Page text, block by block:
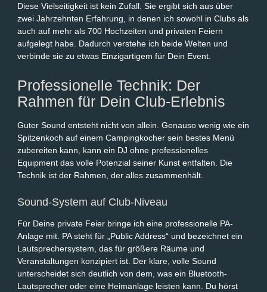
Diese Vielseitigkeit ist kein Zufall. Sie ergibt sich aus über
zwei Jahrzehnten Erfahrung, in denen ich sowohl in Clubs als
auch auf mehr als 700 Hochzeiten und privaten Feiern
aufgelegt habe. Dadurch verstehe ich beide Welten und
verbinde sie zu etwas Einzigartigem für Dein Event.
Professionelle Technik: Der
Rahmen für Dein Club-Erlebnis
Guter Sound entsteht nicht von allein. Genauso wenig wie ein
Spitzenkoch auf einem Campingkocher sein bestes Menü
zubereiten kann, kann ein DJ ohne professionelles
Equipment das volle Potenzial seiner Kunst entfalten. Die
Technik ist der Rahmen, der alles zusammenhält.
Sound-System auf Club-Niveau
Für Deine private Feier bringe ich eine professionelle PA-
Anlage mit. PA steht für „Public Address“ und bezeichnet ein
Lautsprechersystem, das für größere Räume und
Veranstaltungen konzipiert ist. Der klare, volle Sound
unterscheidet sich deutlich von dem, was ein Bluetooth-
Lautsprecher oder eine Heimanlage leisten kann. Du hörst